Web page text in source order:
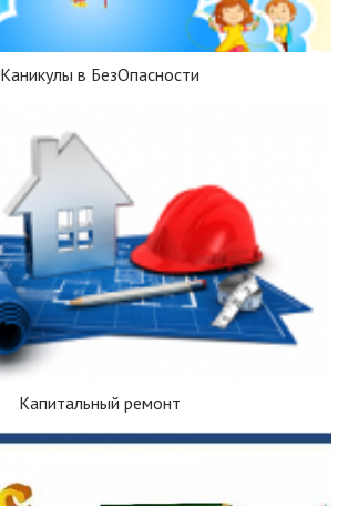
Каникулы в БезОпасности
Капитальный ремонт